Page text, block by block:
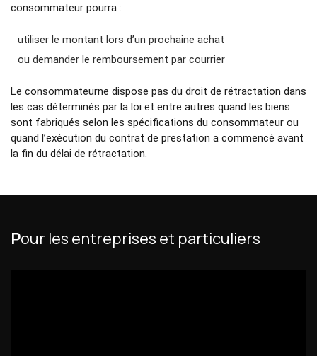
consommateur pourra :
utiliser le montant lors d’un prochaine achat
ou demander le remboursement par courrier
Le consommateurne dispose pas du droit de rétractation dans
les cas déterminés par la loi et entre autres quand les biens
sont fabriqués selon les spécifications du consommateur ou
quand l’exécution du contrat de prestation a commencé avant
la fin du délai de rétractation.
Pour les entreprises et particuliers